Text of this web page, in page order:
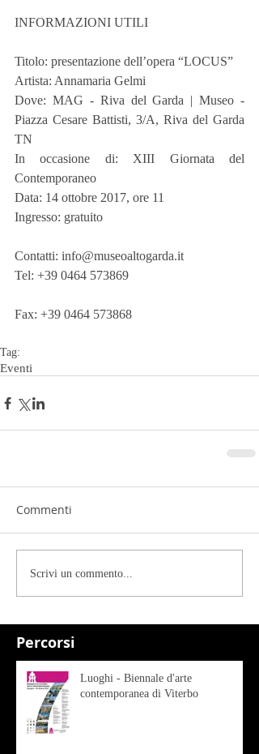
Percorsi
INFORMAZIONI UTILI
Titolo: presentazione dell’opera “LOCUS”
Artista: Annamaria Gelmi
Dove: MAG - Riva del Garda | Museo -
Piazza Cesare Battisti, 3/A, Riva del Garda
TN
In occasione di: XIII Giornata del
Contemporaneo
Data: 14 ottobre 2017, ore 11
Ingresso: gratuito
Contatti: info@museoaltogarda.it
Tel: +39 0464 573869
Fax: +39 0464 573868
Tag:
Eventi
Commenti
Scrivi un commento...
Luoghi - Biennale d'arte
contemporanea di Viterbo